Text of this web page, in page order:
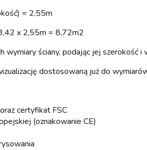
= 2,55m
x 2,55m = 8,72m2
wymiary ściany, podając jej szerokość i
dostosowaną już do
certyfikat FSC
(oznakowanie CE)